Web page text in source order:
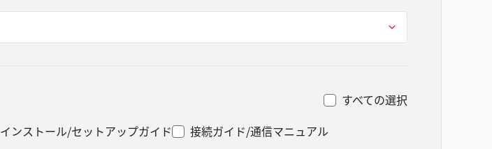
インストール/セットアップガイド
接続ガイド/通信マニュアル
すべての選択